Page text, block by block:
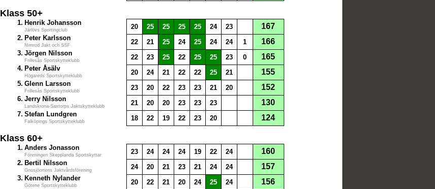
Klass 50+
1. Henrik Johansson
Järlövs Sportingclub 20 25 25 25 25 24 23 167
2. Peter Karlsson
Nimrod Jakt och SSF 22 21 25 24 25 24 24 1 166
3. Jörgen Nilsson
Frillesås Sportskytteklubb 22 23 25 22 25 25 23 0 165
4. Peter Åsälv
Högareds Sportskytteklubb 20 24 21 22 22 25 21 155
5. Glenn Larsson
Frillesås Sportskytteklubb 23 20 22 23 23 21 20 152
6. Jerry Nilsson
Landskrona-Saxtorps Jaktskytteklubb 21 20 20 23 23 23 130
7. Stefan Lundgren
Falköpings Sportskytteklubb 18 22 19 22 23 20 124
Klass 60+
1. Anders Jonasson
Föreningen Skepplanda Sportskyttar 23 24 24 24 19 22 24 160
2. Bertil Nilsson
Gnosjöortens Jaktvårdsförening 24 20 21 23 21 24 24 157
3. Kenneth Nylander
Götene Sportskytteklubb 20 22 21 20 24 25 24 156